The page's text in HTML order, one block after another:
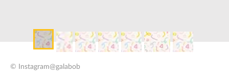
© Instagram@galabob